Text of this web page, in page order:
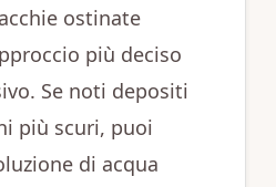
ostinate
più deciso
Se noti depositi
più scuri, puoi
di acqua